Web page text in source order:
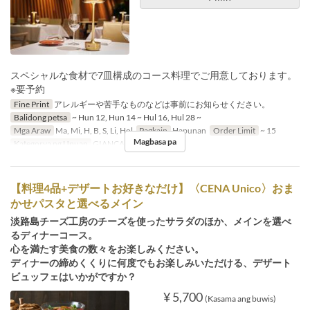
スペシャルな食材で7皿構成のコース料理でご用意しております。
※要予約
Fine Print アレルギーや苦手なものなどは事前にお知らせください。
Balidong petsa ~ Hun 12, Hun 14 ~ Hul 16, Hul 28 ~
Mga Araw Ma, Mi, H, B, S, Li, Hol Pagkain Hapunan Order Limit ~ 15
Kategorya ng Upuan
GIANCALDO3Theat
Magbasa pa
【料理4品+デザートお好きなだけ】〈CENA Unico〉おま
かせパスタと選べるメイン
淡路島チーズ工房のチーズを使ったサラダのほか、メインを選べ
るディナーコース。
心を満たす美食の数々をお楽しみください。
ディナーの締めくくりに何度でもお楽しみいただける、デザート
ビュッフェはいかがですか？
¥ 5,700 (Kasama ang buwis)